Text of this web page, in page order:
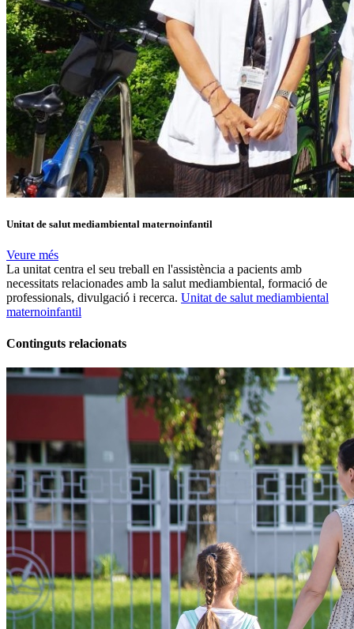
Unitat de salut mediambiental maternoinfantil
Veure més
La unitat centra el seu treball en l'assistència a pacients amb
necessitats relacionades amb la salut mediambiental, formació de
professionals, divulgació i recerca. Unitat de salut mediambiental
maternoinfantil
Continguts relacionats